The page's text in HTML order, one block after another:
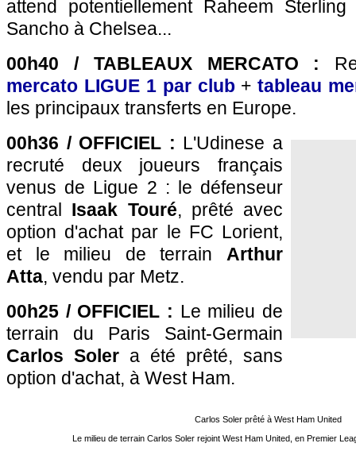
attend potentiellement Raheem
Sancho à Chelsea...
00h40 / TABLEAUX MERCATO :
mercato LIGUE 1 par club+tableau
les principaux transferts en Europe.
00h36 / OFFICIEL : L'Udinese a
recruté deux joueurs français
venus de Ligue 2 : le défenseur
central Isaak Touré, prêté avec
option d'achat par le FC Lorient,
et le milieu de terrain Arthur
Atta, vendu par Metz.
00h25 / OFFICIEL : Le milieu de
terrain du Paris Saint-Germain
Carlos Soler a été prêté, sans
option d'achat, à West Ham.
Carlos Soler prêté à West Ham United
Le milieu de terrain Carlos Soler rejoint West Ham United, en Premier